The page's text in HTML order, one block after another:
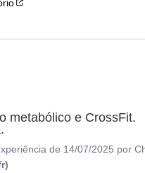
metabólico e CrossFit.
de 14/07/2025 por